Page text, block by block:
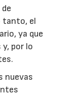
tanto, el
ya que
por lo
nuevas